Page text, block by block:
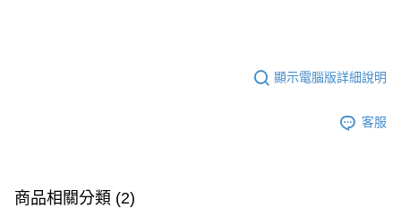
顯示電腦版詳細說明
客服
商品相關分類 (2)